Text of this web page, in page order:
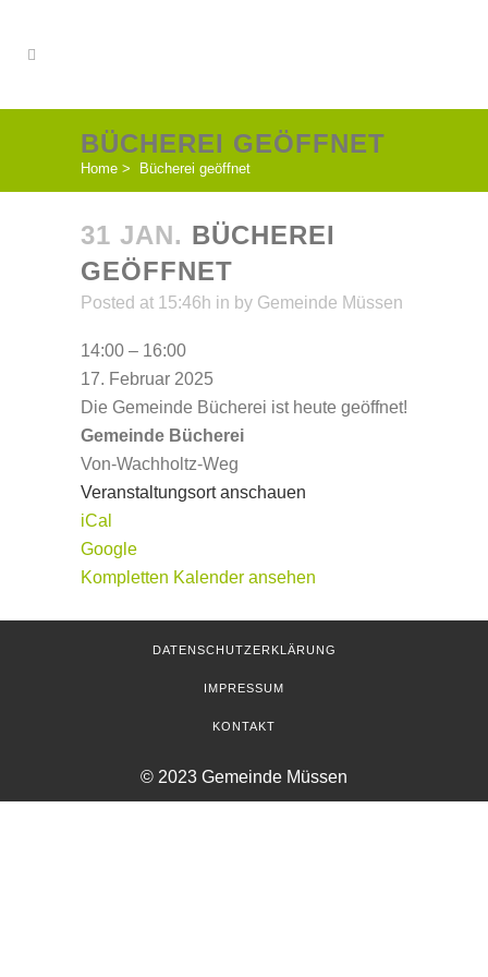
BÜCHEREI GEÖFFNET
Home > Bücherei geöffnet
31 JAN. BÜCHEREI
GEÖFFNET
Posted at 15:46h in by Gemeinde Müssen
Bücherei
geöffnet
14:00 – 16:00
17. Februar 2025
Die Gemeinde Bücherei ist heute geöffnet!
Gemeinde Bücherei
Von-Wachholtz-Weg
Veranstaltungsort anschauen
iCal
Google
Kompletten Kalender ansehen
DATENSCHUTZERKLÄRUNG
IMPRESSUM
KONTAKT
© 2023 Gemeinde Müssen